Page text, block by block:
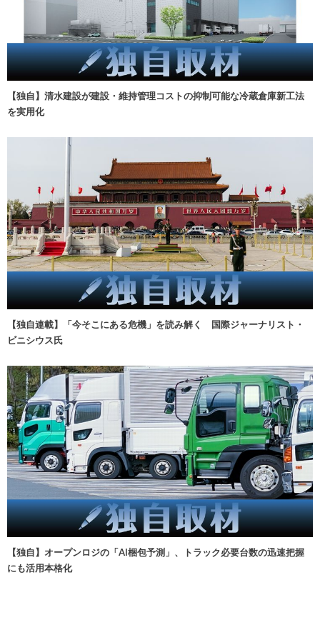
【独自】清水建設が建設・維持管理コストの抑制可能な冷蔵倉庫新工法
を実用化
【独自連載】「今そこにある危機」を読み解く 国際ジャーナリスト・
ビニシウス氏
【独自】オープンロジの「AI梱包予測」、トラック必要台数の迅速把握
にも活用本格化